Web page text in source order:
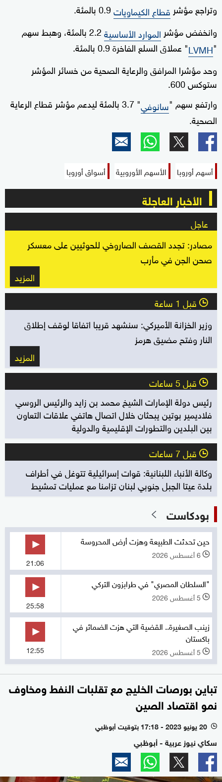
وتراجع مؤشر قطاع الكيماويات
وانخفض مؤشر الموارد الأساسية
2.2 بالمئة، وهبط سهم
"
LVMH" عملاق السلع الفاخرة 0.9 بالمئة.
وحد مؤشرا المرافق والرعاية الصحية من خسائر المؤشر
ستوكس 600.
وارتفع سهم "سانوفي
" 3.7 بالمئة ليدعم مؤشر قطاع الرعاية
الصحية.
أسهم أوروبا الأسهم الأوروبية أسواق أوروبا
الأخبار العاجلة
عاجل
مصادر: تجدد القصف الصاروخي للحوثيين على معسكر
صحن الجن في مأرب
المزيد
l قبل 1 ساعة
وزير الخزانة الأميركي: سنشهد قريبا اتفاقا لوقف إطلاق
النار وفتح مضيق هرمز
المزيد
l قبل 5 ساعات
رئيس دولة الإمارات الشيخ محمد بن زايد والرئيس الروسي
فلاديمير بوتين يبحثان خلال اتصال هاتفي علاقات التعاون
بين البلدين والتطورات الإقليمية والدولية
l قبل 7 ساعات
وكالة الأنباء اللبنانية: قوات إسرائيلية تتوغل في أطراف
بلدة عيتا الجبل جنوبي لبنان تزامنا مع عمليات تمشيط
بودكاست
حين تحدثت الطبيعة وهزت أرض المحروسة
l 6 أغسطس 2026
21:06
"السلطان المصري" في طرابزون التركي
l 5 أغسطس 2026
25:58
زينب الصغيرة.. القضية التي هزت الضمائر في
باكستان
l 5 أغسطس 2026 12:55
تباين بورصات الخليج مع تقلبات النفط ومخاوف
نمو اقتصاد الصين
l 20 يونيو 2023 - 17:18 بتوقيت أبوظبي
سكاي نيوز عربية - أبوظبي